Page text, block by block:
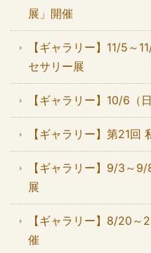
展」開催
【ギャラリー】11/5～
セサリー展
【ギャラリー】10/6（
【ギャラリー】第21
【ギャラリー】9/3～
展
【ギャラリー】8/20～
催